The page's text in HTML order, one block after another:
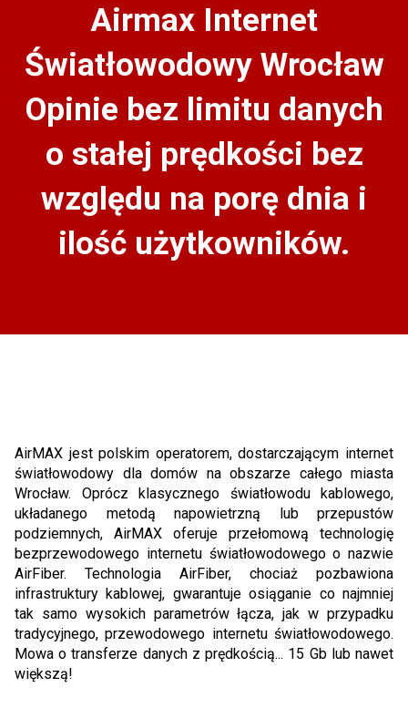
Airmax Internet
Światłowodowy Wrocław
Opinie bez limitu danych
o stałej prędkości bez
względu na porę dnia i
ilość użytkowników.
AirMAX jest polskim operatorem, dostarczającym internet
światłowodowy dla domów na obszarze całego miasta
Wrocław. Oprócz klasycznego światłowodu kablowego,
układanego metodą napowietrzną lub przepustów
podziemnych, AirMAX oferuje przełomową technologię
bezprzewodowego internetu światłowodowego o nazwie
AirFiber. Technologia AirFiber, chociaż pozbawiona
infrastruktury kablowej, gwarantuje osiąganie co najmniej
tak samo wysokich parametrów łącza, jak w przypadku
tradycyjnego, przewodowego internetu światłowodowego.
Mowa o transferze danych z prędkością... 15 Gb lub nawet
większą!